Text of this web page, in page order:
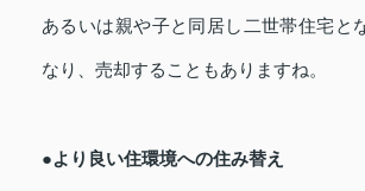
あるいは親や子と同居し二世帯住宅と
なり、売却することもありますね。
●より良い住環境への住み替え